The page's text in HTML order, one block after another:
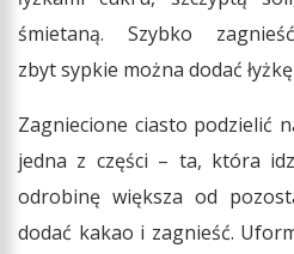
śmietaną. Szybko
zbyt sypkie można dodać
Zagniecione ciasto podzielić
jedna z części – ta, która
odrobinę większa od
dodać kakao i zagnieść.